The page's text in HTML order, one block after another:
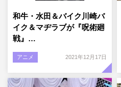
和牛・水田＆バイク川崎バ
イク＆マヂラブが『呪術廻
戦』…
アニメ 2021年12月17日